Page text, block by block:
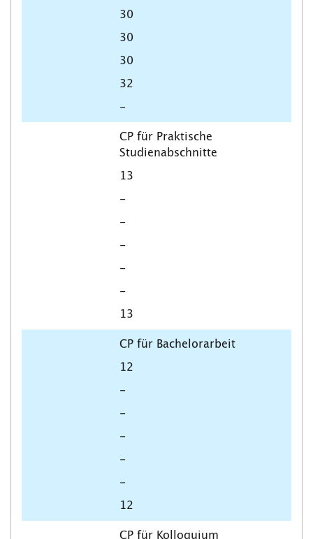
30
30
30
32
-
CP für Praktische
Studienabschnitte
13
-
-
-
-
-
13
CP für Bachelorarbeit
12
-
-
-
-
-
12
CP für Kolloquium